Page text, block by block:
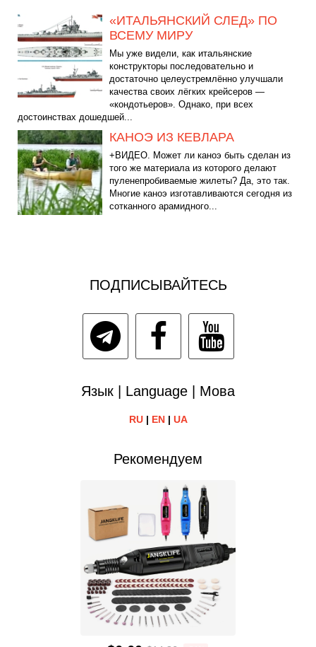
«ИТАЛЬЯНСКИЙ СЛЕД» ПО
ВСЕМУ МИРУ
Мы уже видели, как итальянские
конструкторы последовательно и
достаточно целеустремлённо улучшали
качества своих лёгких крейсеров —
«кондотьеров». Однако, при всех
достоинствах дошедшей...
КАНОЭ ИЗ КЕВЛАРА
+ВИДЕО. Может ли каноэ быть сделан из
того же материала из которого делают
пуленепробиваемые жилеты? Да, это так.
Многие каноэ изготавливаются сегодня из
сотканного арамидного...
ПОДПИСЫВАЙТЕСЬ
Язык | Language | Мова
RU| EN| UA
Рекомендуем